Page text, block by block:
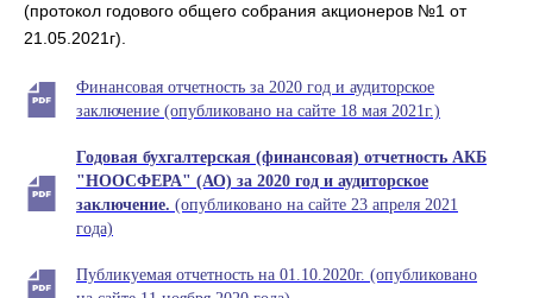
(протокол годового общего собрания акционеров №1 от
21.05.2021г).
Финансовая отчетность за 2020 год и аудиторское
заключение (опубликовано на сайте 18 мая 2021г.)
Годовая бухгалтерская (финансовая) отчетность АКБ
"НООСФЕРА" (АО) за 2020 год и аудиторское
заключение. (опубликовано на сайте 23 апреля 2021
года)
Публикуемая отчетность на 01.10.2020г. (опубликовано